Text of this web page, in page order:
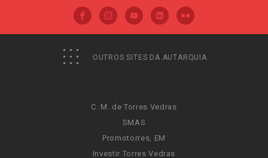
OUTROS SITES DA AUTARQUIA
C. M. de Torres Vedras
SMAS
Promotorres, EM
Investir Torres Vedras